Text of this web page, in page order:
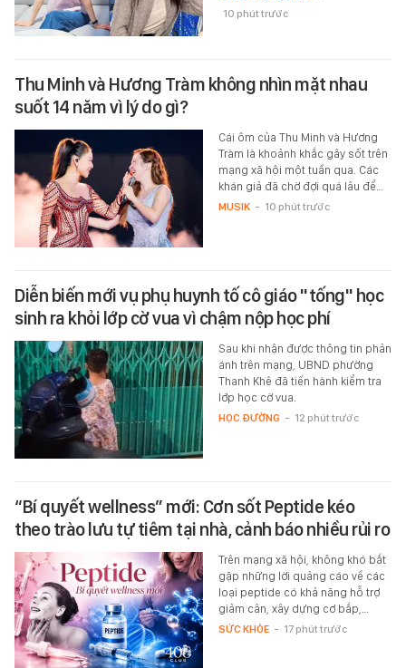
10 phút trước
Thu Minh và Hương Tràm không nhìn mặt nhau
suốt 14 năm vì lý do gì?
Cái ôm của Thu Minh và Hương
Tràm là khoảnh khắc gây sốt trên
mạng xã hội một tuần qua. Các
khán giả đã chờ đợi quá lâu để…
MUSIK - 10 phút trước
Diễn biến mới vụ phụ huynh tố cô giáo "tống" học
sinh ra khỏi lớp cờ vua vì chậm nộp học phí
Sau khi nhận được thông tin phản
ánh trên mạng, UBND phường
Thanh Khê đã tiến hành kiểm tra
lớp học cờ vua.
HỌC ĐƯỜNG - 12 phút trước
“Bí quyết wellness” mới: Cơn sốt Peptide kéo
theo trào lưu tự tiêm tại nhà, cảnh báo nhiều rủi ro
Trên mạng xã hội, không khó bắt
gặp những lời quảng cáo về các
loại peptide có khả năng hỗ trợ
giảm cân, xây dựng cơ bắp,…
SỨC KHỎE - 17 phút trước